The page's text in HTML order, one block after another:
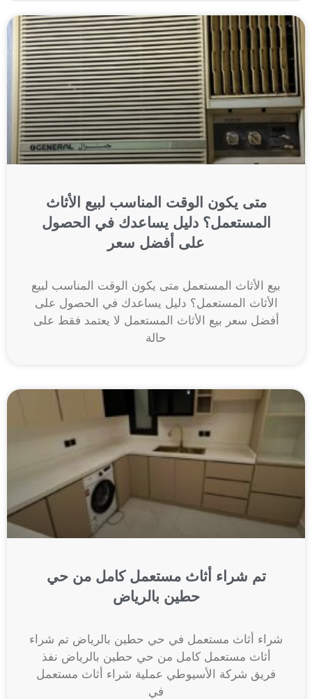
متى يكون الوقت المناسب لبيع الأثاث
المستعمل؟ دليل يساعدك في الحصول
على أفضل سعر
بيع الأثاث المستعمل متى يكون الوقت المناسب لبيع
الأثاث المستعمل؟ دليل يساعدك في الحصول على
أفضل سعر بيع الأثاث المستعمل لا يعتمد فقط على
حالة
تم شراء أثاث مستعمل كامل من حي
حطين بالرياض
شراء أثاث مستعمل في حي حطين بالرياض تم شراء
أثاث مستعمل كامل من حي حطين بالرياض نفذ
فريق شركة الأسيوطي عملية شراء أثاث مستعمل
في